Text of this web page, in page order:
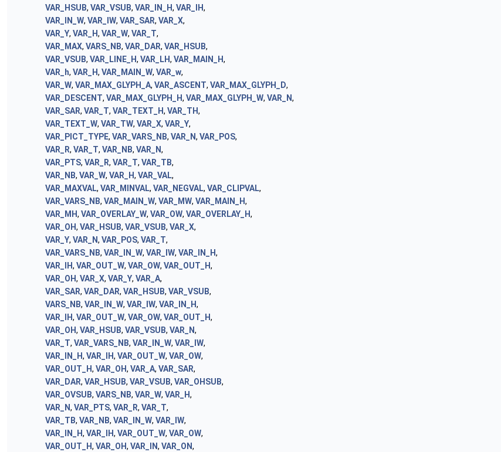
VAR_HSUB, VAR_VSUB, VAR_IN_H, VAR_IH,
VAR_IN_W, VAR_IW, VAR_SAR, VAR_X,
VAR_Y, VAR_H, VAR_W, VAR_T,
VAR_MAX, VARS_NB, VAR_DAR, VAR_HSUB,
VAR_VSUB, VAR_LINE_H, VAR_LH, VAR_MAIN_H,
VAR_h, VAR_H, VAR_MAIN_W, VAR_w,
VAR_W, VAR_MAX_GLYPH_A, VAR_ASCENT, VAR_MAX_GLYPH_D,
VAR_DESCENT, VAR_MAX_GLYPH_H, VAR_MAX_GLYPH_W, VAR_N,
VAR_SAR, VAR_T, VAR_TEXT_H, VAR_TH,
VAR_TEXT_W, VAR_TW, VAR_X, VAR_Y,
VAR_PICT_TYPE, VAR_VARS_NB, VAR_N, VAR_POS,
VAR_R, VAR_T, VAR_NB, VAR_N,
VAR_PTS, VAR_R, VAR_T, VAR_TB,
VAR_NB, VAR_W, VAR_H, VAR_VAL,
VAR_MAXVAL, VAR_MINVAL, VAR_NEGVAL, VAR_CLIPVAL,
VAR_VARS_NB, VAR_MAIN_W, VAR_MW, VAR_MAIN_H,
VAR_MH, VAR_OVERLAY_W, VAR_OW, VAR_OVERLAY_H,
VAR_OH, VAR_HSUB, VAR_VSUB, VAR_X,
VAR_Y, VAR_N, VAR_POS, VAR_T,
VAR_VARS_NB, VAR_IN_W, VAR_IW, VAR_IN_H,
VAR_IH, VAR_OUT_W, VAR_OW, VAR_OUT_H,
VAR_OH, VAR_X, VAR_Y, VAR_A,
VAR_SAR, VAR_DAR, VAR_HSUB, VAR_VSUB,
VARS_NB, VAR_IN_W, VAR_IW, VAR_IN_H,
VAR_IH, VAR_OUT_W, VAR_OW, VAR_OUT_H,
VAR_OH, VAR_HSUB, VAR_VSUB, VAR_N,
VAR_T, VAR_VARS_NB, VAR_IN_W, VAR_IW,
VAR_IN_H, VAR_IH, VAR_OUT_W, VAR_OW,
VAR_OUT_H, VAR_OH, VAR_A, VAR_SAR,
VAR_DAR, VAR_HSUB, VAR_VSUB, VAR_OHSUB,
VAR_OVSUB, VARS_NB, VAR_W, VAR_H,
VAR_N, VAR_PTS, VAR_R, VAR_T,
VAR_TB, VAR_NB, VAR_IN_W, VAR_IW,
VAR_IN_H, VAR_IH, VAR_OUT_W, VAR_OW,
VAR_OUT_H, VAR_OH, VAR_IN, VAR_ON,